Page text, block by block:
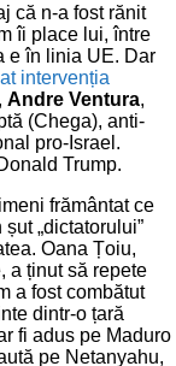
că n-a fost rănit
îi place lui, între
e în linia UE. Dar
intervenția
Andre Ventura,
(Chega), anti-
pro-Israel.
Trump.
frământat ce
„dictatorului”
Oana Țoiu,
a ținut să repete
a fost combătut
dintr-o țară
fi adus pe Maduro
pe Netanyahu,